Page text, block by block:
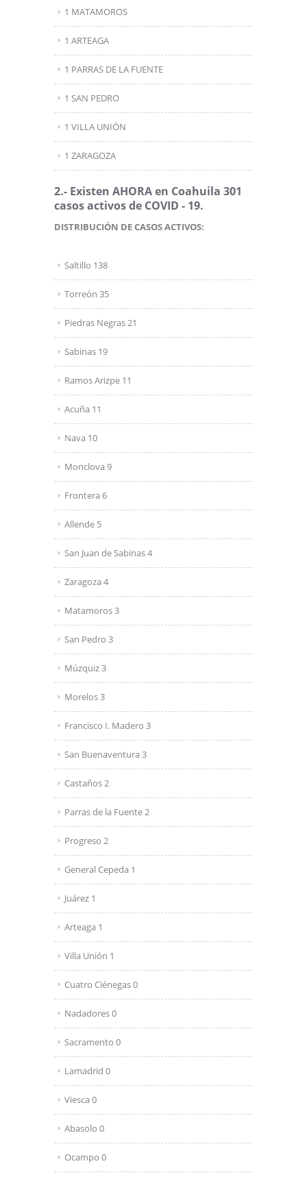
1 MATAMOROS
1 ARTEAGA
1 PARRAS DE LA FUENTE
1 SAN PEDRO
1 VILLA UNIÓN
1 ZARAGOZA
2.- Existen AHORA en Coahuila 301
casos activos de COVID - 19.
DISTRIBUCIÓN DE CASOS ACTIVOS:
Saltillo 138
Torreón 35
Piedras Negras 21
Sabinas 19
Ramos Arizpe 11
Acuña 11
Nava 10
Monclova 9
Frontera 6
Allende 5
San Juan de Sabinas 4
Zaragoza 4
Matamoros 3
San Pedro 3
Múzquiz 3
Morelos 3
Francisco I. Madero 3
San Buenaventura 3
Castaños 2
Parras de la Fuente 2
Progreso 2
General Cepeda 1
Juárez 1
Arteaga 1
Villa Unión 1
Cuatro Ciénegas 0
Nadadores 0
Sacramento 0
Lamadrid 0
Viesca 0
Abasolo 0
Ocampo 0